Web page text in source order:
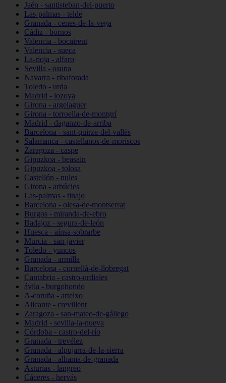
Jaén - santisteban-del-puerto
Las-palmas - telde
Granada - cenes-de-la-vega
Cádiz - bornos
Valencia - bocairent
Valencia - sueca
La-rioja - alfaro
Sevilla - osuna
Navarra - ribaforada
Toledo - urda
Madrid - lozoya
Girona - argelaguer
Girona - torroella-de-montgrí
Madrid - daganzo-de-arriba
Barcelona - sant-quirze-del-vallès
Salamanca - castellanos-de-moriscos
Zaragoza - caspe
Gipuzkoa - beasain
Gipuzkoa - tolosa
Castellón - nules
Girona - arbúcies
Las-palmas - tinajo
Barcelona - olesa-de-montserrat
Burgos - miranda-de-ebro
Badajoz - segura-de-león
Huesca - aínsa-sobrarbe
Murcia - san-javier
Toledo - yuncos
Granada - armilla
Barcelona - cornellà-de-llobregat
Cantabria - castro-urdiales
ávila - burgohondo
A-coruña - arteixo
Alicante - crevillent
Zaragoza - san-mateo-de-gállego
Madrid - sevilla-la-nueva
Córdoba - castro-del-río
Granada - trevélez
Granada - alpujarra-de-la-sierra
Granada - alhama-de-granada
Asturias - langreo
Cáceres - hervás